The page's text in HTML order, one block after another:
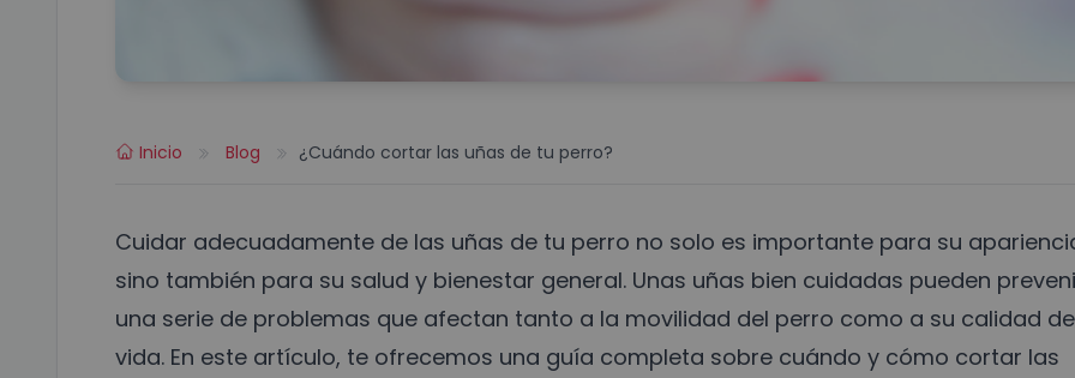
Inicio Blog ¿Cuándo cortar las uñas de tu perro?
Cuidar adecuadamente de las uñas de tu perro no solo es importante para su
sino también para su salud y bienestar general. Unas uñas bien cuidadas pueden
una serie de problemas que afectan tanto a la movilidad del perro como a su calidad de
vida. En este artículo, te ofrecemos una guía completa sobre cuándo y cómo cortar las